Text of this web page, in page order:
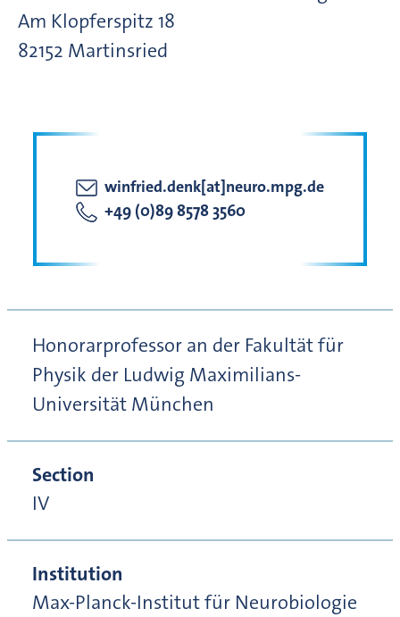
Am Klopferspitz 18
82152 Martinsried
winfried.denk[at]neuro.mpg.de
+49 (0)89 8578 3560
Honorarprofessor an der Fakultät für
Physik der Ludwig Maximilians-
Universität München
Section
IV
Institution
Max-Planck-Institut für Neurobiologie